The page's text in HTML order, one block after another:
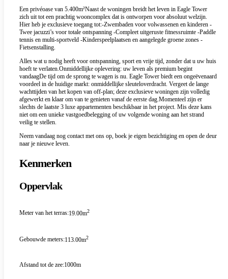
Een privéoase van 5.400m²Naast de woningen breidt het leven in Eagle Tower
zich uit tot een prachtig wooncomplex dat is ontworpen voor absoluut welzijn.
Hier heb je exclusieve toegang tot:-Zwembaden voor volwassenen en kinderen -
Twee jacuzzi’s voor totale ontspanning -Compleet uitgeruste fitnessruimte -Paddle
tennis en multi-sportveld -Kinderspeelplaatsen en aangelegde groene zones -
Fietsenstalling.
Alles wat u nodig heeft voor ontspanning, sport en vrije tijd, zonder dat u uw huis
hoeft te verlaten.Onmiddellijke oplevering: uw leven als premium begint
vandaagDe tijd om de sprong te wagen is nu. Eagle Tower biedt een ongeëvenaard
voordeel in de huidige markt: onmiddellijke sleuteloverdracht. Vergeet de lange
wachttijden van het kopen van off-plan; deze exclusieve woningen zijn volledig
afgewerkt en klaar om van te genieten vanaf de eerste dag.Momenteel zijn er
slechts de laatste 3 luxe appartementen beschikbaar in het project. Mis deze kans
niet om een unieke vastgoedbelegging of uw volgende woning aan het strand
veilig te stellen.
Neem vandaag nog contact met ons op, boek je eigen bezichtiging en open de deur
naar je nieuwe leven.
Kenmerken
Oppervlak
Meter van het terras:19.00m2
Gebouwde meters:113.00m2
Afstand tot de zee:1000m